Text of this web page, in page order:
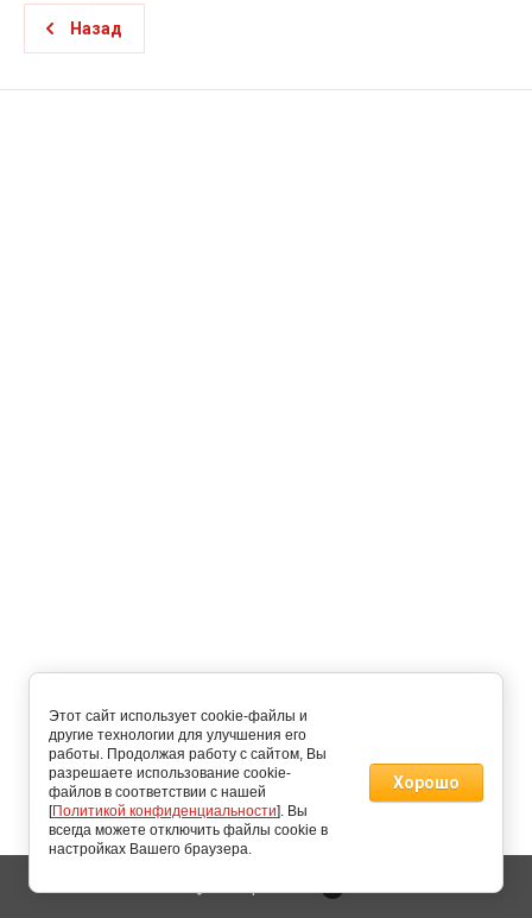
Назад
Этот сайт использует cookie-файлы и
другие технологии для улучшения его
работы. Продолжая работу с сайтом, Вы
разрешаете использование cookie-
файлов в соответствии с нашей
[Политикой конфиденциальности]. Вы
всегда можете отключить файлы cookie в
настройках Вашего браузера.
Хорошо